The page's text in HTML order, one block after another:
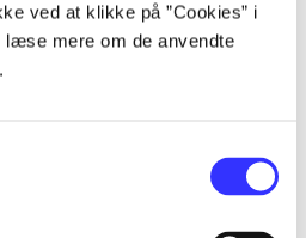
ved at klikke på ”Cookies” i
læse mere om de anvendte